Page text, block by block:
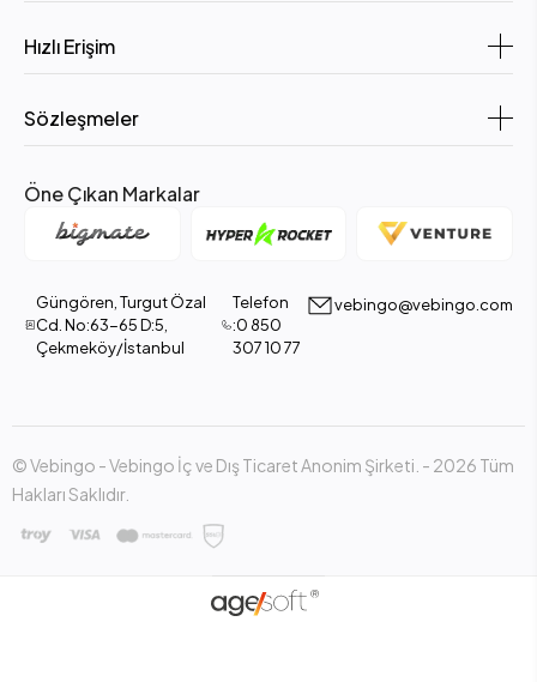
Hızlı Erişim
Sözleşmeler
Öne Çıkan Markalar
Güngören, Turgut Özal
Cd. No:63-65 D:5,
Çekmeköy/İstanbul
Telefon
:0 850
307 10 77
vebingo@vebingo.com
© Vebingo - Vebingo İç ve Dış Ticaret Anonim Şirketi. - 2026 Tüm
Hakları Saklıdır.